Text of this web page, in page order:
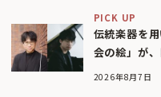
PICK UP
伝統楽器を
会の絵」が
2026年8月7日